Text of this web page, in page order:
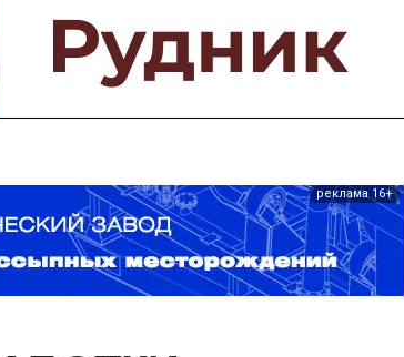
Интервью
Выставки, Конференции
Женщины в горном деле
реклама 16+